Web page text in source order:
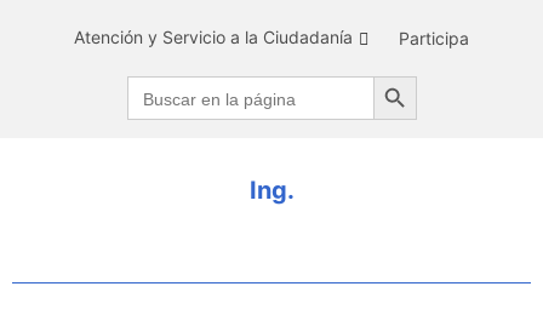
Atención y Servicio a la Ciudadanía Participa
Search
for:
Search Button
ng. D